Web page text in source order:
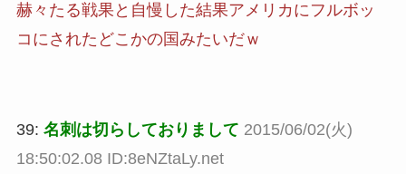
赫々たる戦果と自慢した結果アメリカにフルボッ
コにされたどこかの国みたいだｗ
39: 名刺は切らしておりまして 2015/06/02(火)
18:50:02.08 ID:8eNZtaLy.net